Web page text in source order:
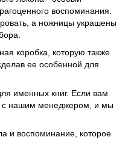
воспоминания.
а ножницы украшены
коробка, которую также
ее особенной для
именных книг. Если вам
с нашим менеджером, и мы
и воспоминание, которое